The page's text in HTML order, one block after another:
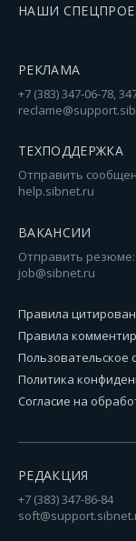
НАШИ
РЕКЛАМА
+7 (383) 347-06-78,
ТЕХПОДДЕРЖКА
Отправить
help.sibnet.ru
ВАКАНСИИ
Отправить резюме:
job@sibnet.ru
Правила
Правила
Пользовательское
Политика
Согласие на
РЕДАКЦИЯ
+7 (383) 347-86-84